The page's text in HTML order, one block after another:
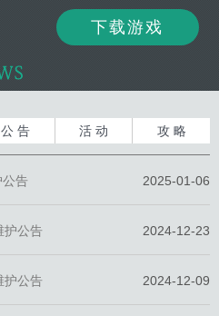
下载游戏
公 告 活 动 攻 略
公告 2025-01-06
护公告 2024-12-23
护公告 2024-12-09
资料 攻略
下载 客服